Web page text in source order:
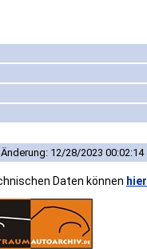
12/28/2023 00:02:14
Daten können hier